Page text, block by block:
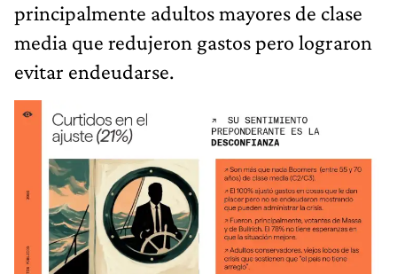
principalmente adultos mayores de clase
media que redujeron gastos pero lograron
evitar endeudarse.